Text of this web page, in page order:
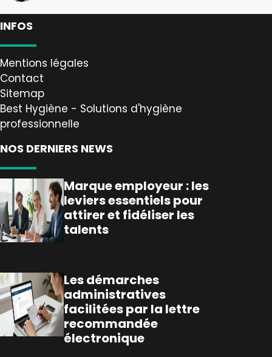
INFOS
Mentions légales
Contact
Sitemap
Best Hygiène - Solutions d'hygiène
professionnelle
NOS DERNIERS NEWS
Marque employeur : les
leviers essentiels pour
attirer et fidéliser les
talents
Les démarches
administratives
facilitées par la lettre
recommandée
électronique